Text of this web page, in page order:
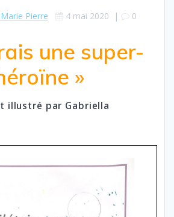
Marie Pierre 4 mai 2020 | 0
une super-
»
illustré par Gabriella